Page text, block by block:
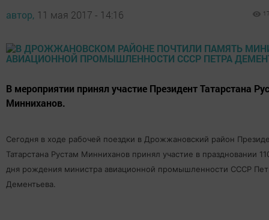
автор, 11 мая 2017 - 14:16
В мероприятии принял участие Президент Татарстана
Минниханов.
Сегодня в ходе рабочей поездки в Дрожжановский район
Татарстана Рустам Минниханов принял участие в праздновании
дня рождения министра авиационной промышленности СССР
Дементьева.